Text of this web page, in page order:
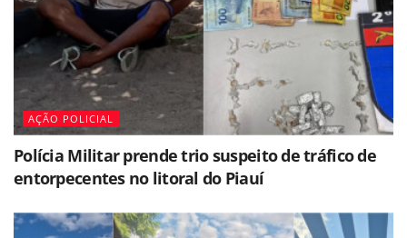
AÇÃO POLICIAL
Polícia Militar prende trio suspeito de tráfico de
entorpecentes no litoral do Piauí